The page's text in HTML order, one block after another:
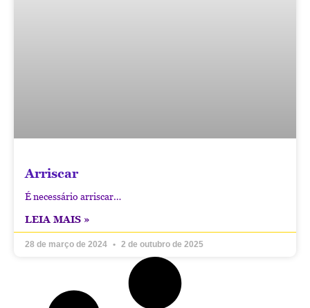
Arriscar
É necessário arriscar…
LEIA MAIS »
28 de março de 2024 2 de outubro de 2025